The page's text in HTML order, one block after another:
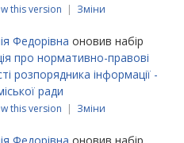
this version | Зміни
Федорівна оновив набір
про нормативно-правові
розпорядника інформації -
ради
this version | Зміни